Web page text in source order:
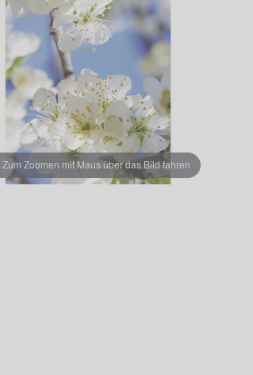
Zum Zoomen mit Maus über das Bild fahren